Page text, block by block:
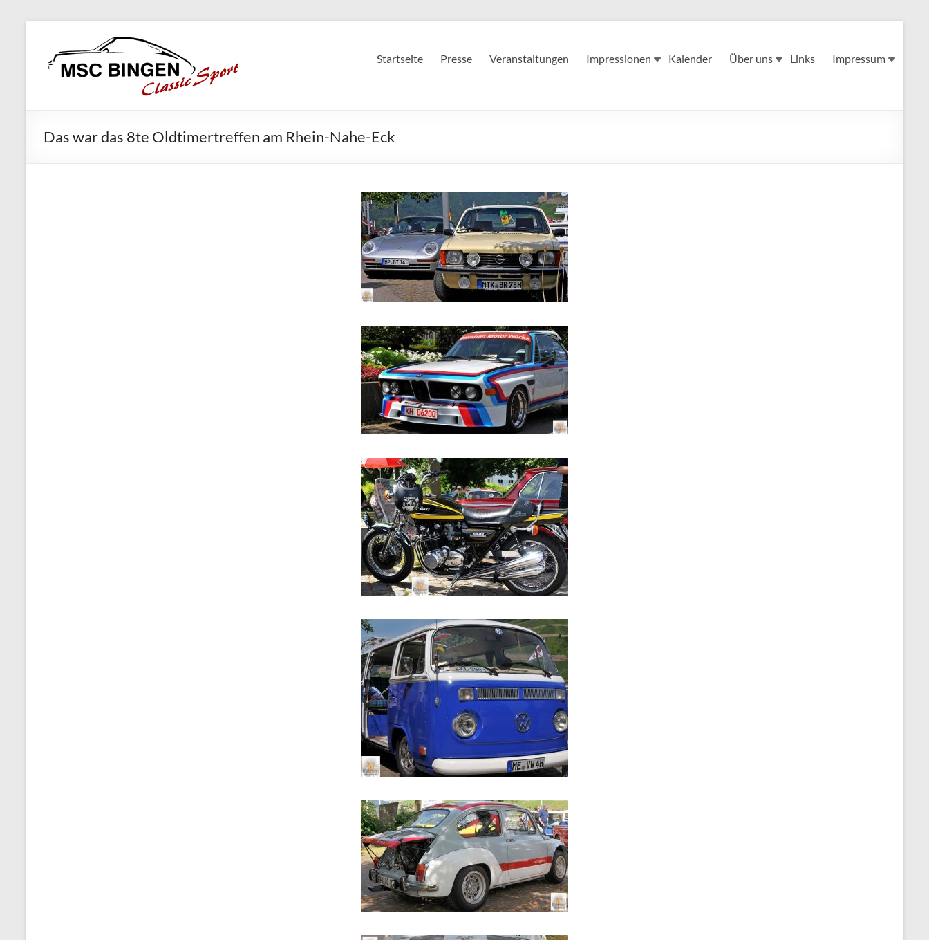
content
MSC
Bingen
Startseite Presse Veranstaltungen Impressionen Kalender Über uns Links Impressum
Das war das 8te Oldtimertreffen am Rhein-Nahe-Eck